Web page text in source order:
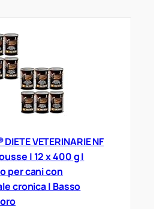
VETERINARIE NF
| 12 x 400 g |
per cani con
cronica | Basso